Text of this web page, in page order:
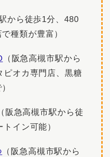
から徒歩1分、480
種類が豊富）
（阪急高槻市駅から
ピオカ専門店、黒糖
（阪急高槻市駅から徒
イン可能）
（阪急高槻市駅から